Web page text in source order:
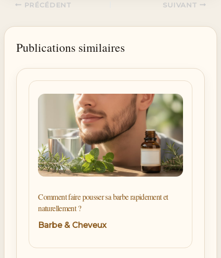
PRÉCÉDENT SUIVANT
Publications similaires
Comment faire pousser sa barbe rapidement et
naturellement ?
Barbe & Cheveux